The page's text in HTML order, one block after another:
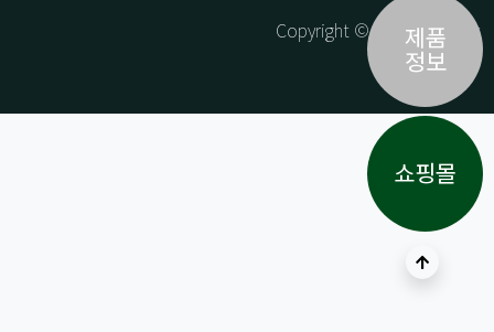
Copyright © ARK All Rights
Reserved.
상단으로
제품
정보
쇼핑몰